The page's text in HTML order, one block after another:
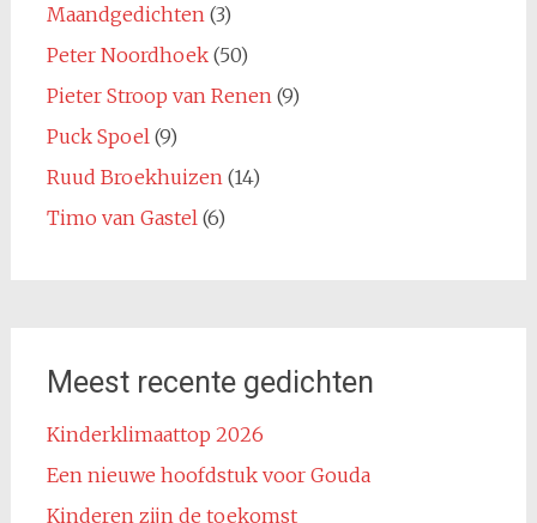
Maandgedichten (3)
Peter Noordhoek(50)
Pieter Stroop van Renen (9)
Puck Spoel (9)
Ruud Broekhuizen (14)
Timo van Gastel (6)
Meest recente gedichten
Kinderklimaattop 2026
Een nieuwe hoofdstuk voor Gouda
Kinderen zijn de toekomst